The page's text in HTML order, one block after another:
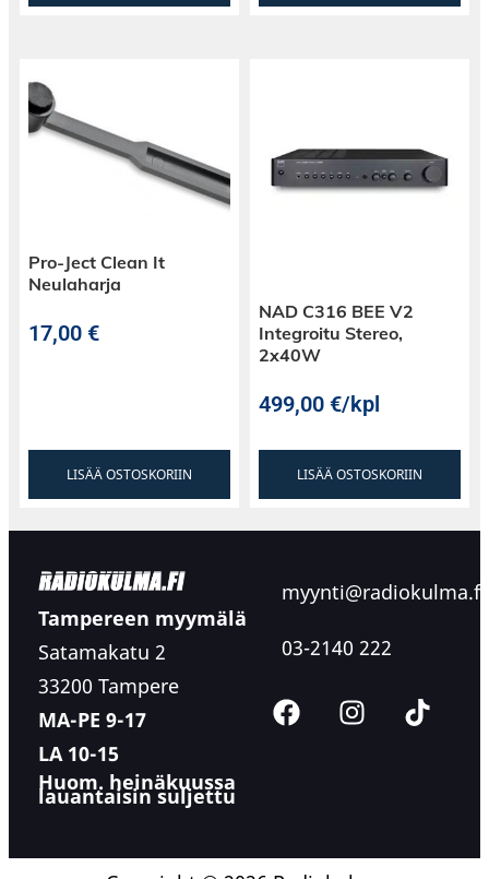
Pro-Ject Clean It
Neulaharja
17,00€
LISÄÄ OSTOSKORIIN
NAD C316 BEE V2
Integroitu Stereo,
2x40W
499,00€/kpl
LISÄÄ OSTOSKORIIN
Tampereen myymälä
Satamakatu 2
33200 Tampere
MA-PE 9-17
LA 10-15
Huom. heinäkuussa
lauantaisin suljettu
myynti@radiokulma.fi
03-2140 222